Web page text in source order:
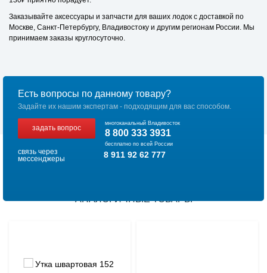
Заказывайте аксессуары и запчасти для ваших лодок с доставкой по
Москве, Санкт-Петербургу, Владивостоку и другим регионам России. Мы
принимаем заказы круглосуточно.
Есть вопросы по данному товару?
Задайте их нашим экспертам - подходящим для вас способом.
задать вопрос
многоканальный Владивосток
8 800 333 3931
бесплатно по всей России
связь через
мессенджеры
8 911 92 62 777
АНАЛОГИЧНЫЕ ТОВАРЫ